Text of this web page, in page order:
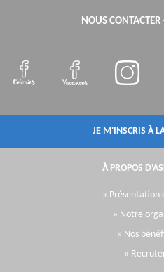
NOUS CONTACTER
JE M'INSCRIS À
À PROPOS
» Présentation
» Notre
» Nos
»